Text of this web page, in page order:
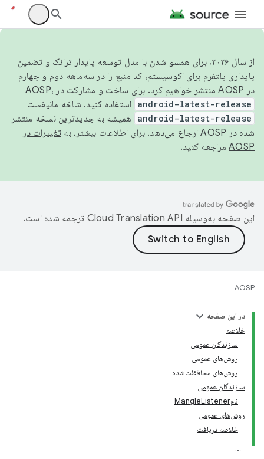
از سال ۲۰۲۶، برای همسو شدن با مدل توسعه پایدار ترانک و تضمین
پایداری پلتفرم برای اکوسیستم، کد منبع را در سه‌ماهه دوم و چهارم
در AOSP منتشر خواهیم کرد. برای ساخت و مشارکت در AOSP،
android-latest-release استفاده کنید. شاخه مانیفست
android-latest-release
همیشه به جدیدترین نسخه منتشر
شده در AOSP ارجاع می‌دهد. برای اطلاعات بیشتر، به
تغییرات در
AOSP مراجعه کنید.
این صفحه به‌وسیله ترجمه شده است.
AOSP
در این صفحه
خلاصه
سازندگان عمومی
روش‌های عمومی
روش‌های محافظت‌شده
سازندگان عمومی
نامMangleListener
روش‌های عمومی
خلاصه دریافت